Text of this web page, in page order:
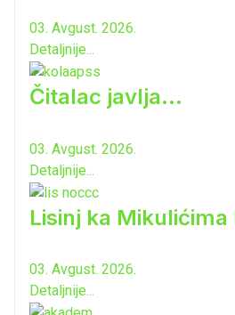
03. Avgust. 2026.
Detaljnije...
Čitalac javlja...
03. Avgust. 2026.
Detaljnije...
Lisinj ka Mikulićima
03. Avgust. 2026.
Detaljnije...